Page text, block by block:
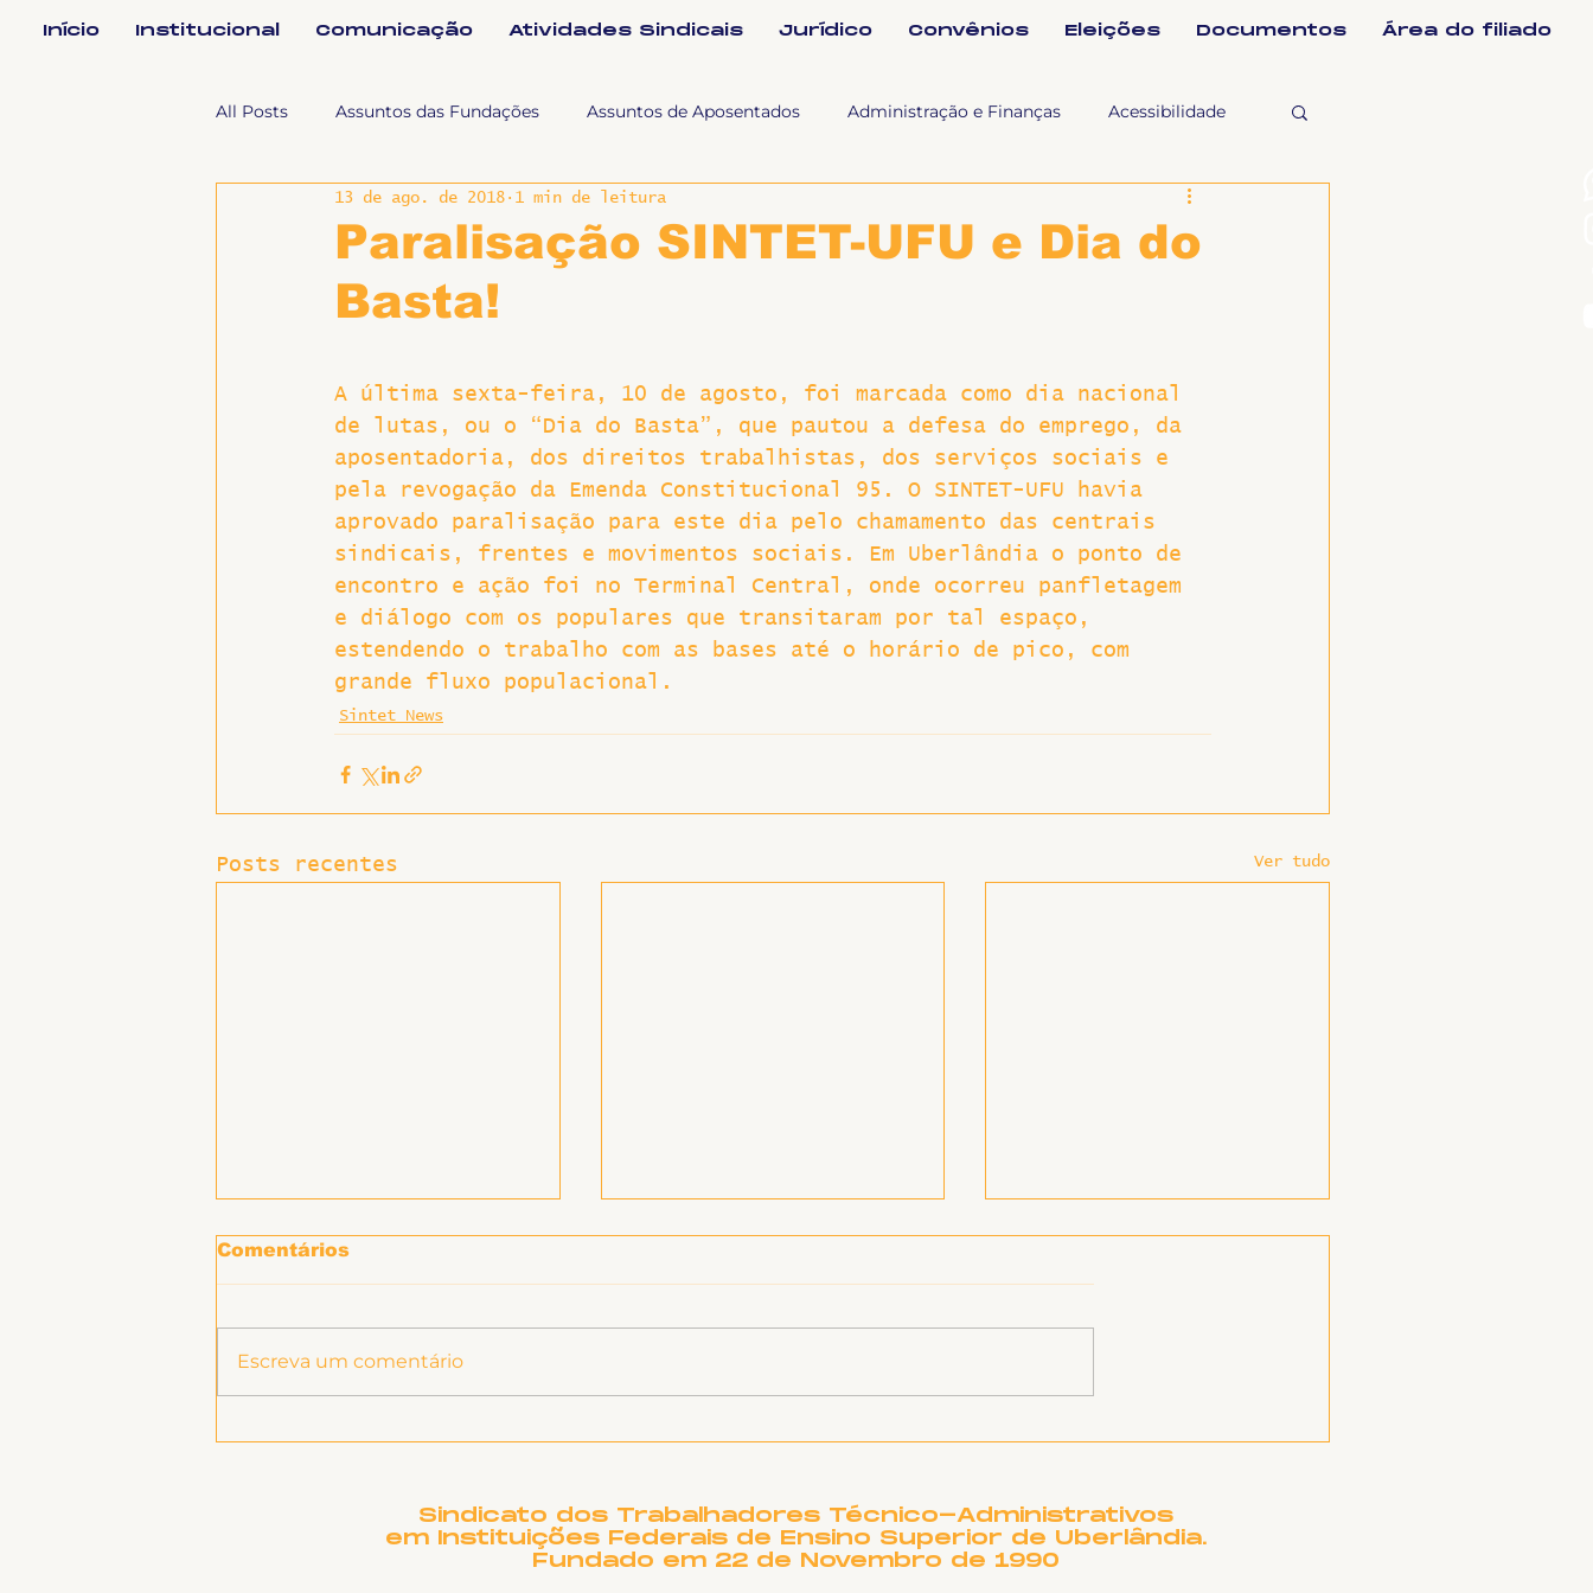
Início Institucional Comunicação Atividades Sindicais Jurídico Convênios Eleições Documentos Área do filiado
All Posts Assuntos das Fundações Assuntos de Aposentados Administração e Finanças Acessibilidade
Assuntos Jurídicos e Relação de Tra Fala SINTET-UFU
Coordenações Efetivos
Notícias Imprensa e comunicação Politicas Socias Antirracismo Suplentes
Sem categoria Slider Nova Sintet News Suplentes Você Sabia Divulgações
Hospitais e Saúde Pública Greve
Paralisação SINTET-UFU e Dia do
Basta!
13 de ago. de 2018 1 min de leitura
A última sexta-feira, 10 de agosto, foi marcada como dia nacional
de lutas, ou o “Dia do Basta”, que pautou a defesa do emprego, da
aposentadoria, dos direitos trabalhistas, dos serviços sociais e
pela revogação da Emenda Constitucional 95. O SINTET-UFU havia
aprovado paralisação para este dia pelo chamamento das centrais
sindicais, frentes e movimentos sociais. Em Uberlândia o ponto de
encontro e ação foi no Terminal Central, onde ocorreu panfletagem
e diálogo com os populares que transitaram por tal espaço,
estendendo o trabalho com as bases até o horário de pico, com
grande fluxo populacional.
Sintet News
Posts recentes Ver tudo
Informe sobre RSC
NOME?
Comentários
Escreva um comentário
Sindicato dos Trabalhadores Técnico-Administrativos
em Instituições Federais de Ensino Superior de Uberlândia.
Fundado em 22 de Novembro de 1990